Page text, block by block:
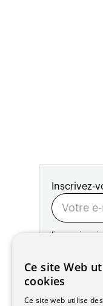
Inscrivez-
En vous
Adresse:
Avenue de
1020 Renens
Suisse
Ce site Web
cookies
Ce site web utilise